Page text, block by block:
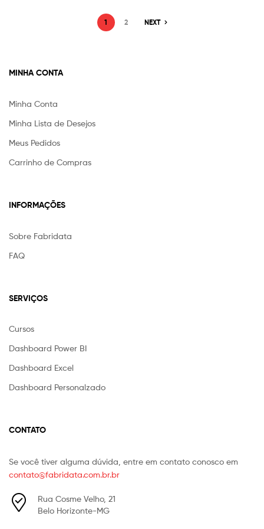
1 2 NEXT
MINHA CONTA
Minha Conta
Minha Lista de Desejos
Meus Pedidos
Carrinho de Compras
INFORMAÇÕES
Sobre Fabridata
FAQ
SERVIÇOS
Cursos
Dashboard Power BI
Dashboard Excel
Dashboard Personalzado
CONTATO
Se você tiver alguma dúvida, entre em contato conosco em
contato@fabridata.com.br.br
Rua Cosme Velho, 21
Belo Horizonte-MG